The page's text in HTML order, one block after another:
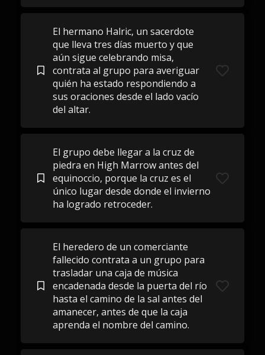
El hermano Halric, un sacerdote
que lleva tres días muerto y que
aún sigue celebrando misa,
contrata al grupo para averiguar
quién ha estado respondiendo a
sus oraciones desde el lado vacío
del altar.
El grupo debe llegar a la cruz de
piedra en High Marrow antes del
equinoccio, porque la cruz es el
único lugar desde donde el invierno
ha logrado retroceder.
El heredero de un comerciante
fallecido contrata a un grupo para
trasladar una caja de música
encadenada desde la puerta del río
hasta el camino de la sal antes del
amanecer, antes de que la caja
aprenda el nombre del camino.